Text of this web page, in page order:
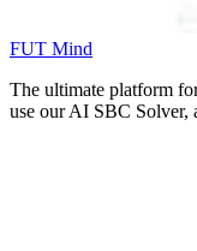
FUT Mind
The ultimate platform
use our AI SBC Solver,